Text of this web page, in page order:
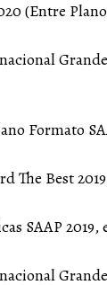
(Entre
Formato
The Best
SAAP 2019,